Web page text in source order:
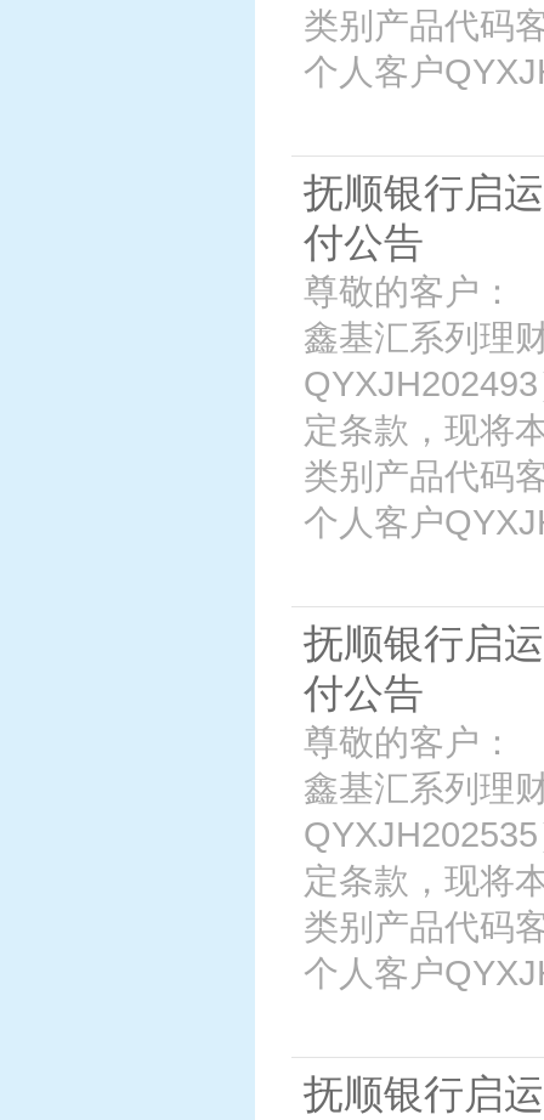
类别产品代码
个人客户
抚顺银行启
付公告
尊敬的客户：
鑫基汇系列理
定条款，现将
类别产品代码
个人客户
抚顺银行启
付公告
尊敬的客户：
鑫基汇系列理
定条款，现将
类别产品代码
个人客户
抚顺银行启